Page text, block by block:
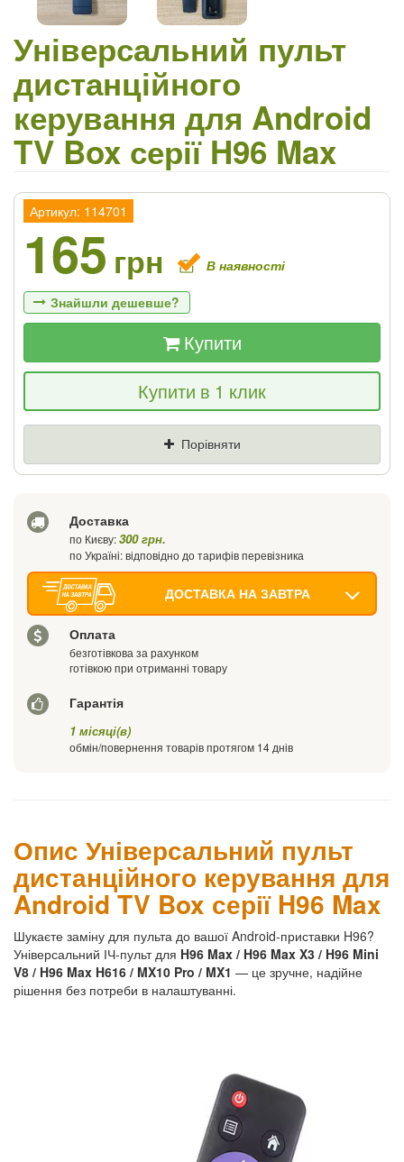
Універсальний пульт
дистанційного
керування для Android
TV Box серії H96 Max
Артикул: 114701
165 грн В наявності
Знайшли дешевше?
Якщо Ви знайдете товар дешевше - ми
знизимо ціну і подаруємо % від різниці
Купити
Купити в 1 клик
Порівняти
Доставка
по Києву:300 грн.
по Україні: відповідно до тарифів перевізника
ДОСТАВКА НА ЗАВТРА
Оплата
безготівкова за рахунком
готівкою при отриманні товару
Гарантія
1 місяці(в)
обмін/повернення товарів протягом 14 днів
Опис Універсальний пульт
дистанційного керування для
Android TV Box серії H96 Max
Шукаєте заміну для пульта до вашої Android-приставки H96?
Універсальний ІЧ-пульт для H96 Max / H96 Max X3 / H96 Mini
V8 / H96 Max H616 / MX10 Pro / MX1 — це зручне, надійне
рішення без потреби в налаштуванні.